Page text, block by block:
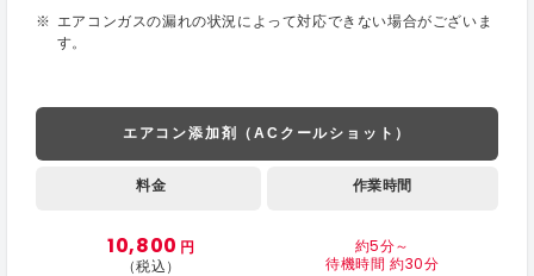
エアコンガスの漏れの状況によって対応できない場合がございま
す。
エアコン添加剤（ACクールショット）
料金 作業時間
10,800 円
（税込）
約5分～
待機時間 約30分